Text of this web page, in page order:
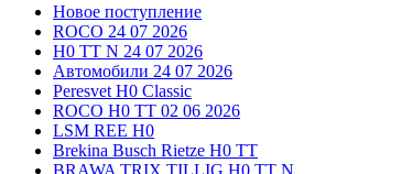
Новое поступление
ROCO 24 07 2026
H0 TT N 24 07 2026
Автомобили 24 07 2026
Peresvet H0 Classic
ROCO H0 TT 02 06 2026
LSM REE H0
Brekina Busch Rietze H0 TT
BRAWA TRIX TILLIG H0 TT N